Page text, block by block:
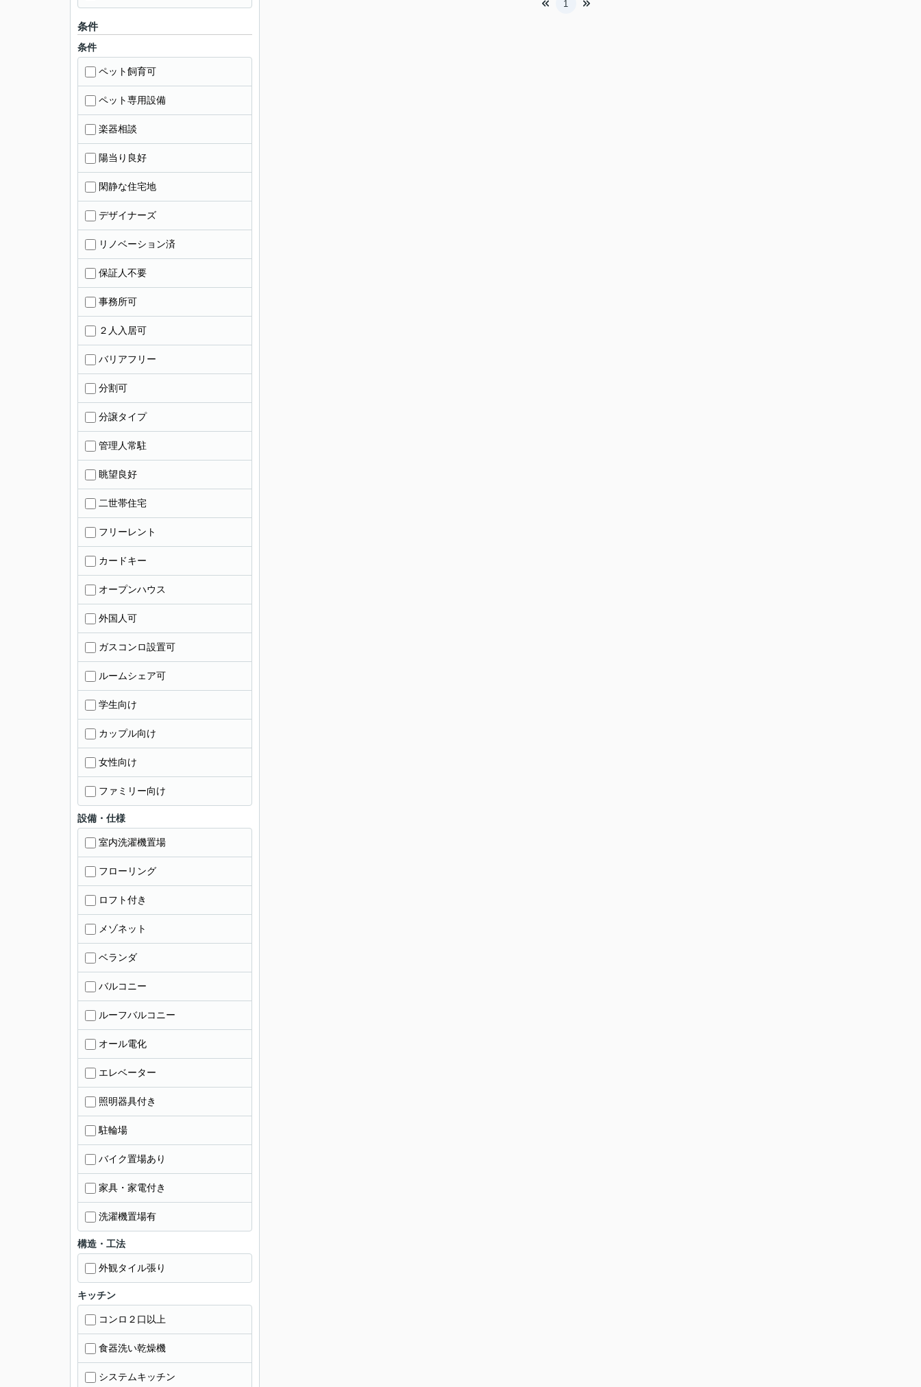
1
条件
条件
ペット飼育可
ペット専用設備
楽器相談
陽当り良好
閑静な住宅地
デザイナーズ
リノベーション済
保証人不要
事務所可
２人入居可
バリアフリー
分割可
分譲タイプ
管理人常駐
眺望良好
二世帯住宅
フリーレント
カードキー
オープンハウス
外国人可
ガスコンロ設置可
ルームシェア可
学生向け
カップル向け
女性向け
ファミリー向け
設備・仕様
室内洗濯機置場
フローリング
ロフト付き
メゾネット
ベランダ
バルコニー
ルーフバルコニー
オール電化
エレベーター
照明器具付き
駐輪場
バイク置場あり
家具・家電付き
洗濯機置場有
構造・工法
外観タイル張り
キッチン
コンロ２口以上
食器洗い乾燥機
システムキッチン